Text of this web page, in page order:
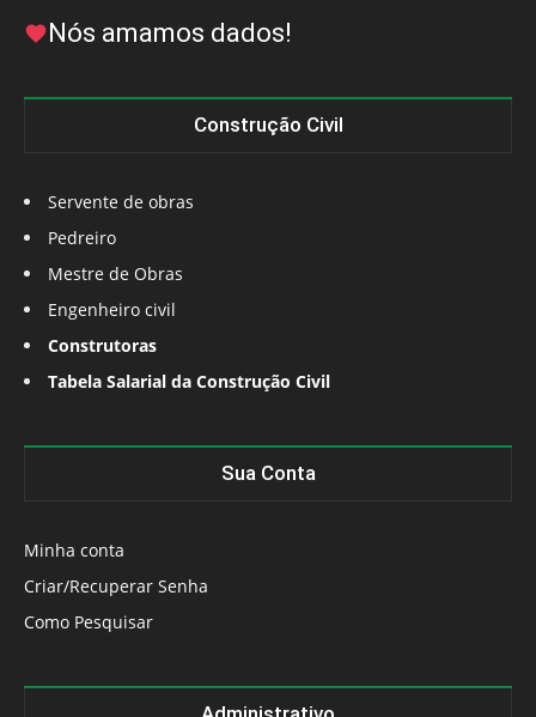
Nós amamos dados!
Construção Civil
Servente de obras
Pedreiro
Mestre de Obras
Engenheiro civil
Construtoras
Tabela Salarial da Construção Civil
Sua Conta
Minha conta
Criar/Recuperar Senha
Como Pesquisar